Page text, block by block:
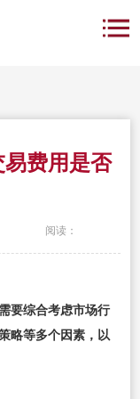
费用是否
阅读：
要综合考虑市场行
略等多个因素，以